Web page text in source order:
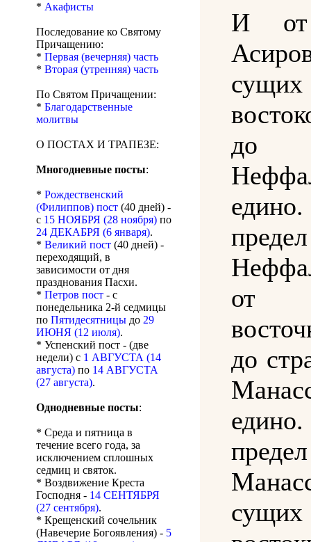
* Акафисты
Последование ко Святому
Причащению:
* Первая (вечерняя) часть
* Вторая (утренняя) часть
По Святом Причащении:
* Благодарственные
молитвы
О ПОСТАХ И ТРАПЕЗЕ:
Многодневные посты:
* Рождественский
(Филиппов) пост (40 дней) -
с 15 НОЯБРЯ (28 ноября) по
24 ДЕКАБРЯ (6 января).
* Великий пост (40 дней) -
переходящий, в
зависимости от дня
празднования Пасхи.
* Петров пост - с
понедельника 2-й седмицы
по Пятидесятницы до 29
ИЮНЯ (12 июля).
* Успенский пост - (две
недели) с 1 АВГУСТА (14
августа) по 14 АВГУСТА
(27 августа).
Однодневные посты:
* Среда и пятница в
течение всего года, за
исключением сплошных
седмиц и святок.
* Воздвижение Креста
Господня - 14 СЕНТЯБРЯ
(27 сентября).
* Крещенский сочельник
(Навечерие Богоявления) - 5
И от
до
от
до